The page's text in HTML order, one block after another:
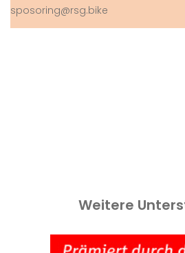
sposoring@rsg.bike
Weitere